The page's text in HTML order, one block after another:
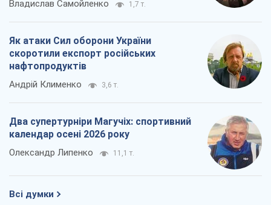
Владислав Самойленко 1,7 т.
Як атаки Сил оборони України
скоротили експорт російських
нафтопродуктів
Андрій Клименко 3,6 т.
Два супертурніри Магучіх: спортивний
календар осені 2026 року
Олександр Липенко 11,1 т.
Всі думки